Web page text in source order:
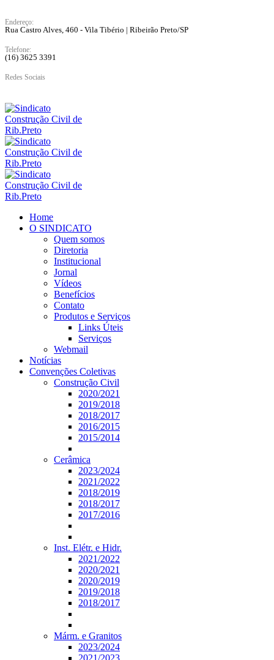
Endereço:
Rua Castro Alves, 460 - Vila Tibério | Ribeirão Preto/SP
Telefone:
(16) 3625 3391
Redes Sociais
Home
O SINDICATO
Quem somos
Diretoria
Institucional
Jornal
Vídeos
Benefícios
Contato
Produtos e Serviços
Links Úteis
Serviços
Webmail
Notícias
Convenções Coletivas
Construção Civil
2020/2021
2019/2018
2018/2017
2016/2015
2015/2014
Cerâmica
2023/2024
2021/2022
2018/2019
2018/2017
2017/2016
Inst. Elétr. e Hidr.
2021/2022
2020/2021
2020/2019
2019/2018
2018/2017
Márm. e Granitos
2023/2024
2021/2023